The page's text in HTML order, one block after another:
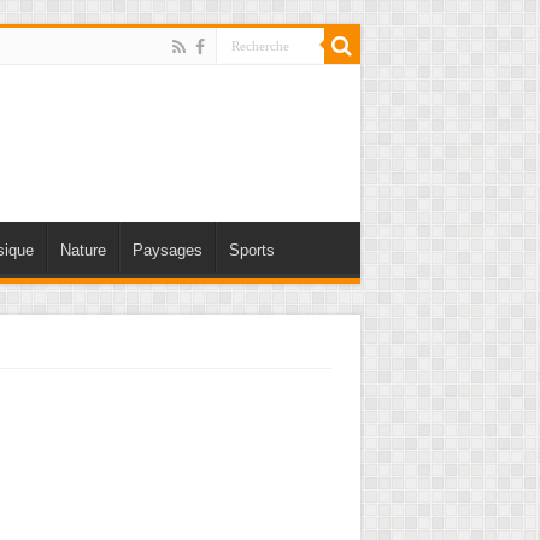
Nature Paysages Sports